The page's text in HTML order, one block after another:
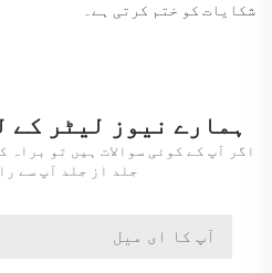
شکایات کو ختم کرتی ہے۔
ہمارے نیوز لیٹر کے
اگر آپ کے کوئی سوالات ہیں تو
جلد از جلد آپ سے